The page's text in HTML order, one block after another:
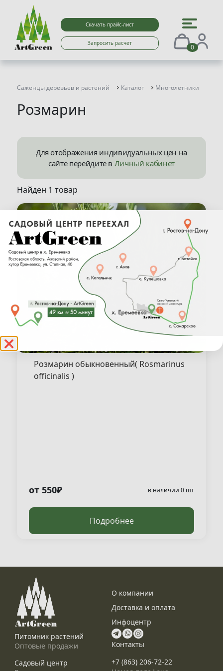
❌
Скачать прайс-лист
Запросить расчет 0
Саженцы деревьев и растений Каталог Многолетники
Розмарин
Для отображения индивидуальных цен на
сайте перейдите в Личный кабинет
Найден 1 товар
Розмарин обыкновенный( Rosmarinus
officinalis )
от 550₽ в наличии 0 шт
Подробнее
Питомник растений
Оптовые продажи
Садовый центр
О компании
Доставка и оплата
Инфоцентр
Контакты
+7 (863) 206-72-22